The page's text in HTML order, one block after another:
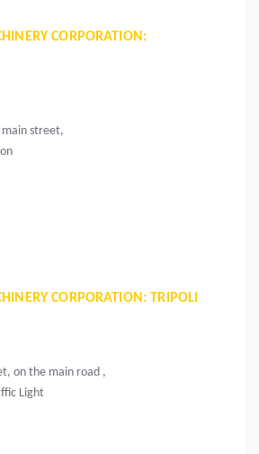
CORPORATION:
street,
CORPORATION: TRIPOLI
on the main road ,
Light